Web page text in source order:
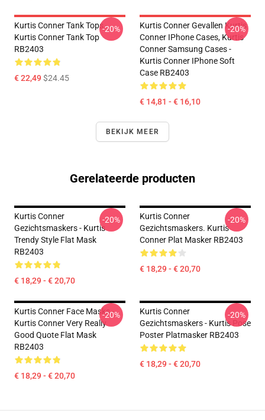
Kurtis Conner Tank Tops -
Kurtis Conner Tank Top
RB2403
€ 22,49$24.45
-20%
Kurtis Conner Gevallen Kurtis
Conner IPhone Cases, Kurtis
Conner Samsung Cases -
Kurtis Conner IPhone Soft
Case RB2403
€ 14,81 - € 16,10
-20%
BEKIJK MEER
Gerelateerde producten
Kurtis Conner
Gezichtsmaskers - Kurtis
Trendy Style Flat Mask
RB2403
€ 18,29 - € 20,70
-20%
Kurtis Conner
Gezichtsmaskers. Kurtis
Conner Plat Masker RB2403
€ 18,29 - € 20,70
-20%
Kurtis Conner Face Masks -
Kurtis Conner Very Really
Good Quote Flat Mask
RB2403
€ 18,29 - € 20,70
-20%
Kurtis Conner
Gezichtsmaskers - Kurtis Pose
Poster Platmasker RB2403
€ 18,29 - € 20,70
-20%